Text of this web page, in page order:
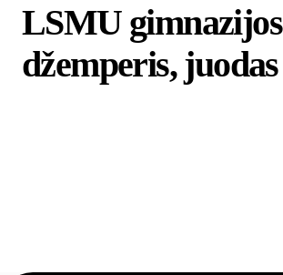
LSMU gimnazijos
džemperis, juodas